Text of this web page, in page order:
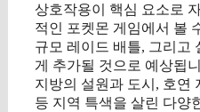
상호작용이 핵심 요소로
적인 포켓몬 게임에서 볼
규모 레이드 배틀, 그리고
게 추가될 것으로 예상됩
지방의 설원과 도시, 호연
등 지역 특색을 살린 다양